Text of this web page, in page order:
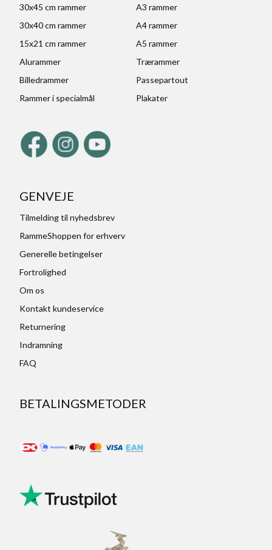
30x45 cm rammer
A3 rammer
30x40 cm rammer
A4 rammer
15x21 cm rammer
A5 rammer
Alurammer
Trærammer
Billedrammer
Passepartout
Rammer i specialmål
Plakater
GENVEJE
Tilmelding til nyhedsbrev
RammeShoppen for erhverv
Generelle betingelser
Fortrolighed
Om os
Kontakt kundeservice
Returnering
Indramning
FAQ
BETALINGSMETODER